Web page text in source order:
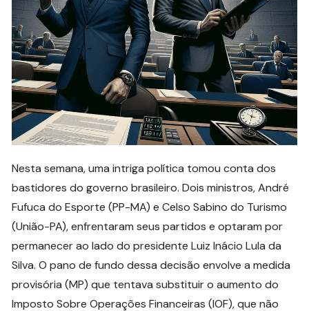
Nesta semana, uma intriga política tomou conta dos
bastidores do governo brasileiro. Dois ministros, André
Fufuca do Esporte (PP-MA) e Celso Sabino do Turismo
(União-PA), enfrentaram seus partidos e optaram por
permanecer ao lado do presidente Luiz Inácio Lula da
Silva. O pano de fundo dessa decisão envolve a medida
provisória (MP) que tentava substituir o aumento do
Imposto Sobre Operações Financeiras (IOF), que não